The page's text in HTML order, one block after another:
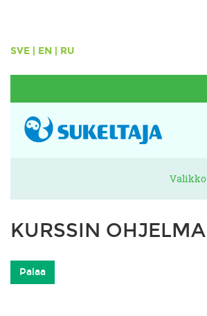
SVE EN RU
Valikko
KURSSIN OHJELMA